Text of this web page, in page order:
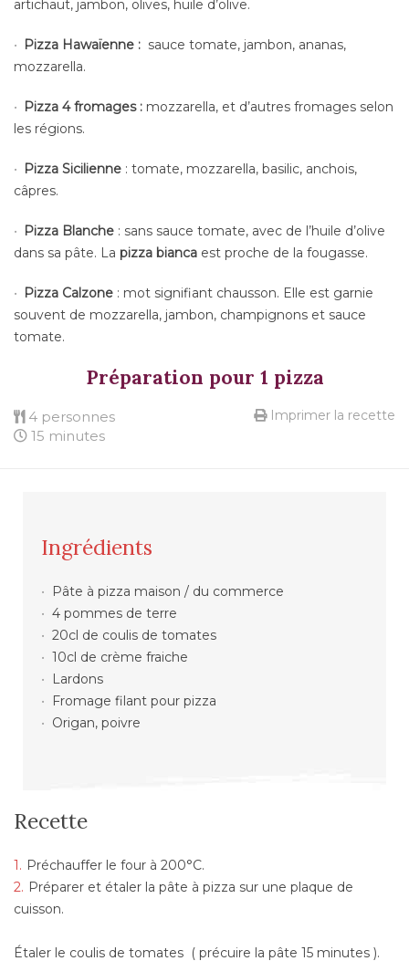
artichaut, jambon, olives, huile d’olive.
Pizza Hawaïenne : sauce tomate, jambon, ananas,
mozzarella.
Pizza 4 fromages : mozzarella, et d’autres fromages selon
les régions.
Pizza Sicilienne : tomate, mozzarella, basilic, anchois,
câpres.
Pizza Blanche : sans sauce tomate, avec de l’huile d’olive
dans sa pâte. La pizza bianca est proche de la fougasse.
Pizza Calzone : mot signifiant chausson. Elle est garnie
souvent de mozzarella, jambon, champignons et sauce
tomate.
Préparation pour 1 pizza
4 personnes
15 minutes
Imprimer la recette
Ingrédients
Pâte à pizza maison / du commerce
4 pommes de terre
20cl de coulis de tomates
10cl de crème fraiche
Lardons
Fromage filant pour pizza
Origan, poivre
Recette
Préchauffer le four à 200°C.
Préparer et étaler la pâte à pizza sur une plaque de
cuisson.
Étaler le coulis de tomates ( précuire la pâte 15 minutes ).